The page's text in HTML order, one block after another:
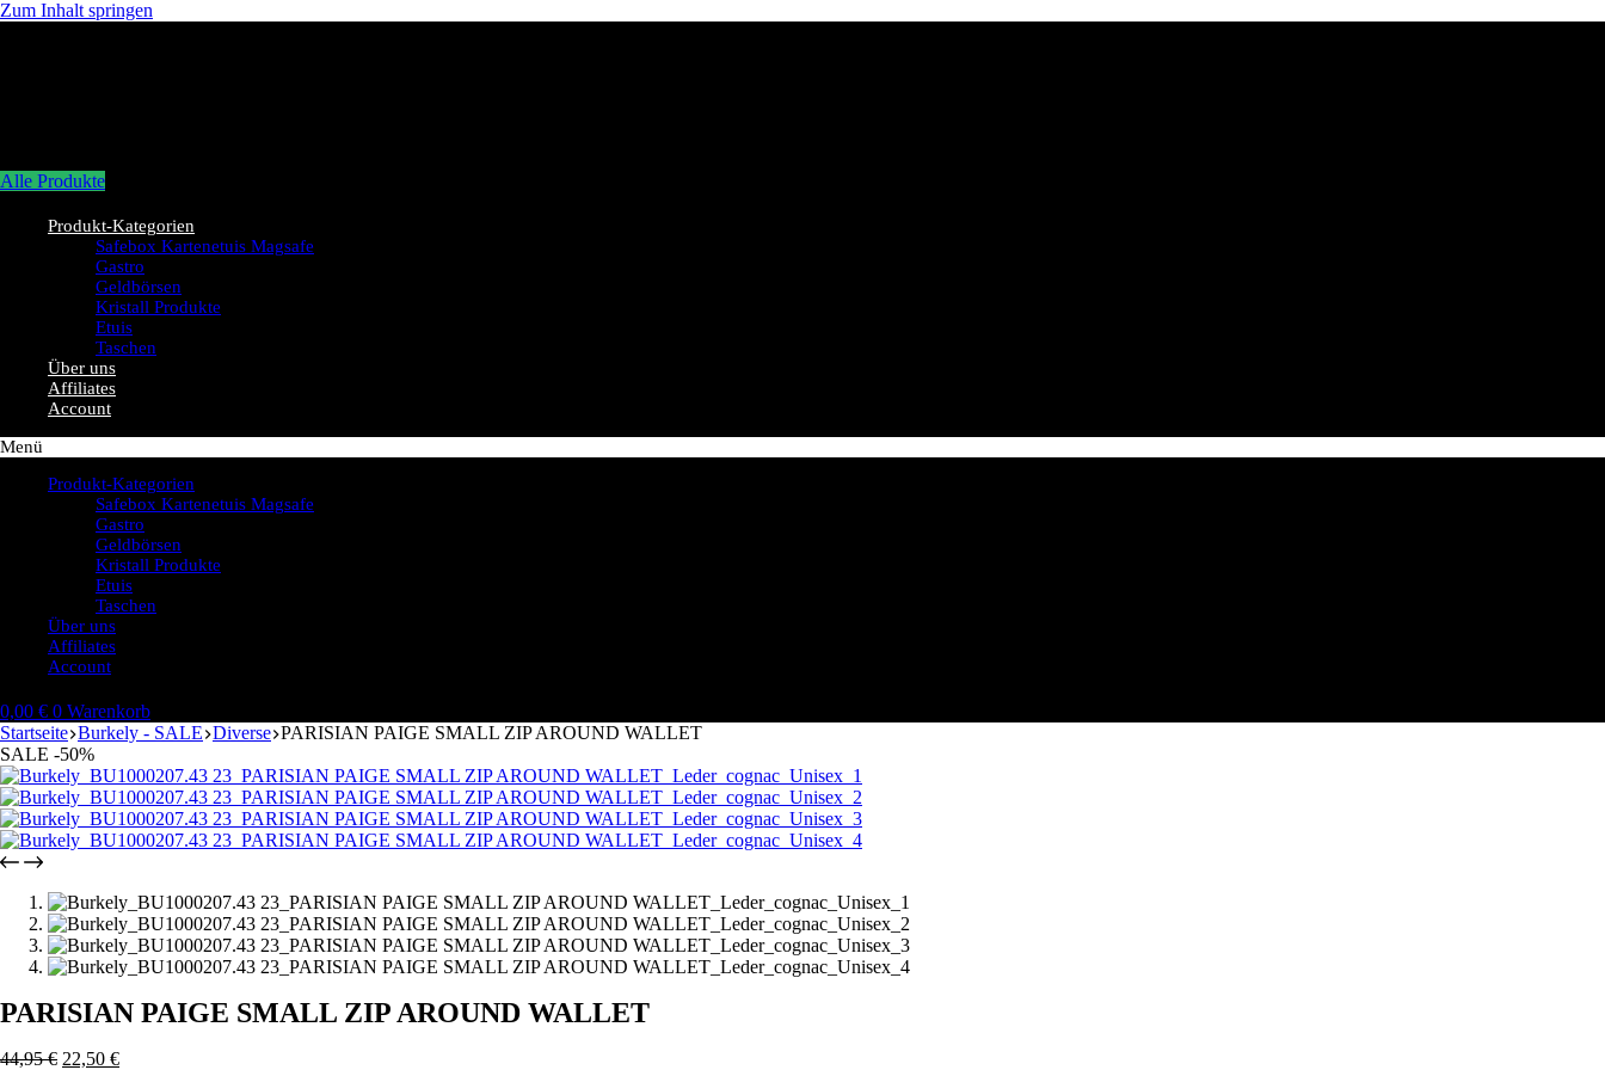
Zum Inhalt springen
Alle Produkte
Produkt-Kategorien
Safebox Kartenetuis Magsafe
Gastro
Geldbörsen
Kristall Produkte
Etuis
Taschen
Über uns
Affiliates
Account
Menü
Produkt-Kategorien
Safebox Kartenetuis Magsafe
Gastro
Geldbörsen
Kristall Produkte
Etuis
Taschen
Über uns
Affiliates
Account
0,00 € 0 Warenkorb
Startseite Burkely - SALE Diverse PARISIAN PAIGE SMALL ZIP AROUND WALLET
SALE -50%
PARISIAN PAIGE SMALL ZIP AROUND WALLET
44,95€ 22,50 €